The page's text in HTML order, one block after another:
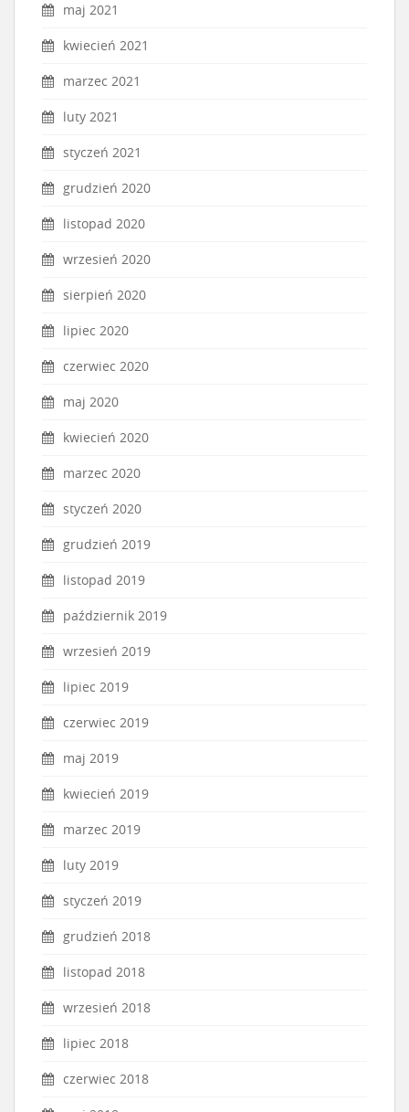
maj 2021
kwiecień 2021
marzec 2021
luty 2021
styczeń 2021
grudzień 2020
listopad 2020
wrzesień 2020
sierpień 2020
lipiec 2020
czerwiec 2020
maj 2020
kwiecień 2020
marzec 2020
styczeń 2020
grudzień 2019
listopad 2019
październik 2019
wrzesień 2019
lipiec 2019
czerwiec 2019
maj 2019
kwiecień 2019
marzec 2019
luty 2019
styczeń 2019
grudzień 2018
listopad 2018
wrzesień 2018
lipiec 2018
czerwiec 2018